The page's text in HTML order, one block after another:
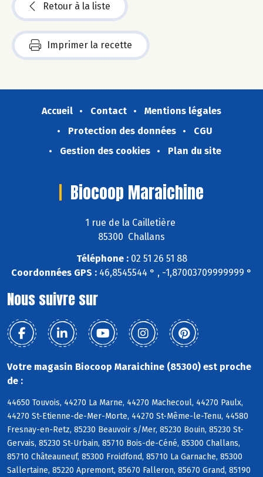
Retour à la liste
Imprimer la recette
Accueil Contact
Mentions légales
Protection des données
CGU
Gestion des cookies
Plan du site
Biocoop Maraichine
1 rue de la Cailletière
85300 Challans
Téléphone :02 51 26 51 88
Coordonnées GPS : 46,8545544 ° , -1,87003709999999 °
Nous suivre sur
Votre magasin Biocoop Maraichine (85300) est proche
de :
44650 Touvois, 44270 La Marne, 44270 Machecoul, 44270 Paulx,
44270 St-Etienne-de-Mer-Morte, 44270 St-Même-le-Tenu, 44580
Fresnay-en-Retz, 85230 Beauvoir s/Mer, 85230 Bouin, 85230 St-
Gervais, 85230 St-Urbain, 85710 Bois-de-Céné, 85300 Challans,
85710 Châteauneuf, 85300 Froidfond, 85710 La Garnache, 85300
Sallertaine, 85220 Apremont, 85670 Falleron, 85670 Grand, 85190